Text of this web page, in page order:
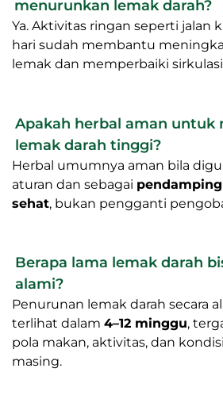
menurunkan lemak darah?
Ya. Aktivitas ringan seperti jalan
hari sudah membantu
lemak dan memperbaiki
Apakah herbal aman untuk
lemak darah tinggi?
Herbal umumnya aman bila
aturan dan sebagai
sehat, bukan pengganti
Berapa lama lemak darah
alami?
Penurunan lemak darah secara
terlihat dalam 4–12 minggu,
pola makan, aktivitas, dan
masing.